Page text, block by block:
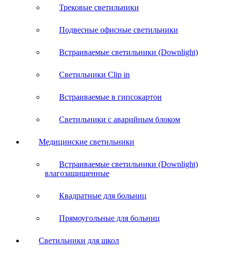
Трековые светильники
Подвесные офисные светильники
Встраиваемые светильники (Downlight)
Светильники Clip in
Встраиваемые в гипсокартон
Светильники с аварийным блоком
Медицинские светильники
Встраиваемые светильники (Downlight)
влагозащищенные
Квадратные для больниц
Прямоугольные для больниц
Светильники для школ